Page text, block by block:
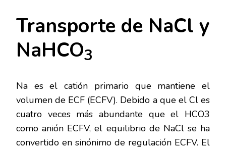
Transporte de NaCl y
NaHCO3
Na es el catión primario que mantiene el
volumen de ECF (ECFV). Debido a que el Cl es
cuatro veces más abundante que el HCO3
como anión ECFV, el equilibrio de NaCl se ha
convertido en sinónimo de regulación ECFV. El